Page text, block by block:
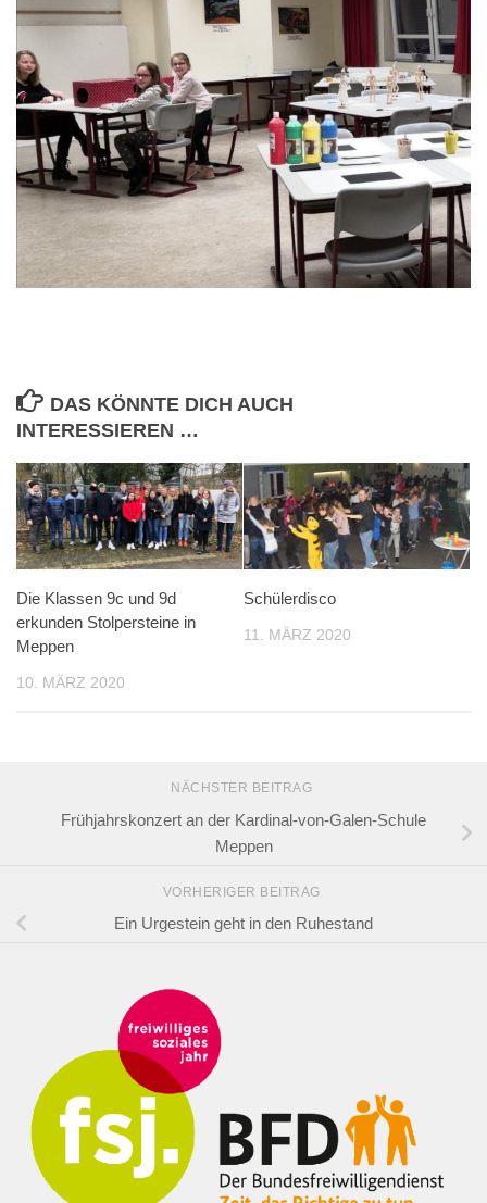
DAS KÖNNTE DICH AUCH
INTERESSIEREN …
Die Klassen 9c und 9d
erkunden Stolpersteine in
Meppen
10. MÄRZ 2020
Schülerdisco
11. MÄRZ 2020
NÄCHSTER BEITRAG
Frühjahrskonzert an der Kardinal-von-Galen-Schule
Meppen
VORHERIGER BEITRAG
Ein Urgestein geht in den Ruhestand